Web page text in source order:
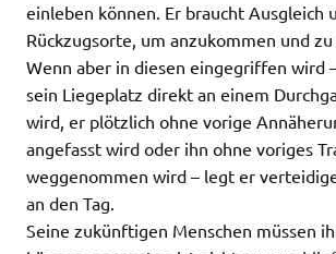
einleben können. Er braucht Ausgleich
Rückzugsorte, um anzukommen und
Wenn aber in diesen eingegriffen wird
sein Liegeplatz direkt an einem
wird, er plötzlich ohne vorige
angefasst wird oder ihn ohne voriges
weggenommen wird – legt er
an den Tag.
Seine zukünftigen Menschen müssen